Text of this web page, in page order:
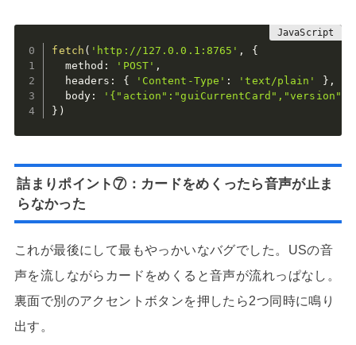
fetch ( 'http://127.0.0.1:8765' ,
{
  method
: 'POST' ,
  headers
: { 'Content-Type' : 'text/plain' } ,
  body
:
} )
詰まりポイント⑦：カードをめくったら音声が止ま
らなかった
これが最後にして最もやっかいなバグでした。USの音
声を流しながらカードをめくると音声が流れっぱなし。
裏面で別のアクセントボタンを押したら2つ同時に鳴り
出す。